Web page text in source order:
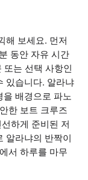
해 보세요. 먼저
동안 자유 시간
또는 선택 사항인
있습니다. 알라냐
배경으로 파노
한 보트 크루즈
하게 준비된 저
알라냐의 반짝이
서 하루를 마무